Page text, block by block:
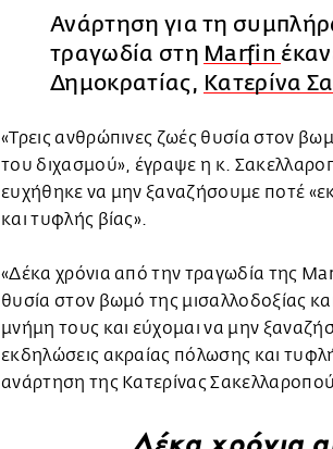
Ανάρτηση για τη
τραγωδία στη Marfin
Δημοκρατίας, Κατερίνα
«Τρεις ανθρώπινες ζωές θυσία στον
του διχασμού», έγραψε η κ.
ευχήθηκε να μην ξαναζήσουμε ποτέ
και τυφλής βίας».
«Δέκα χρόνια από την τραγωδία της
θυσία στον βωμό της μισαλλοδοξίας
μνήμη τους και εύχομαι να μην
εκδηλώσεις ακραίας πόλωσης και
ανάρτηση της Κατερίνας